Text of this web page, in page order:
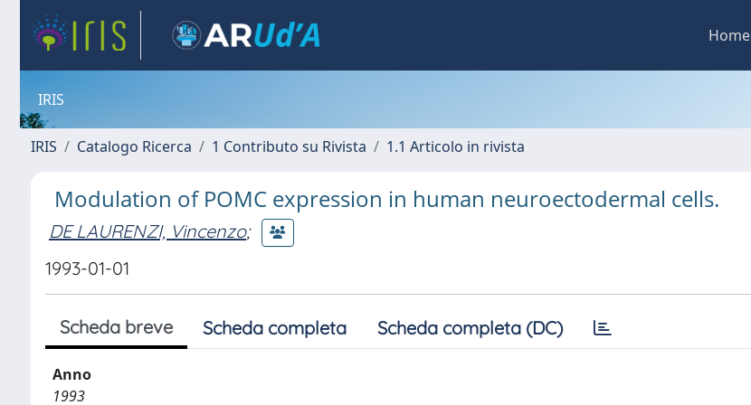
Home
IRIS
IRIS Catalogo Ricerca 1 Contributo su Rivista 1.1 Articolo in rivista
Modulation of POMC expression in human neuroectodermal cells.
DE LAURENZI, Vincenzo;
1993-01-01
Scheda breve Scheda completa Scheda completa (DC)
Anno
1993